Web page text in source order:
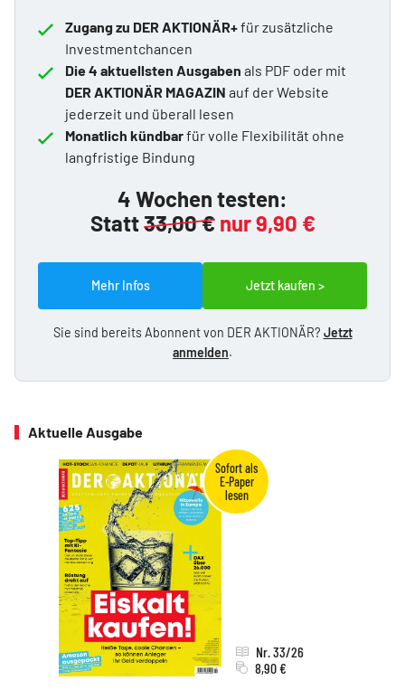
Zugang zu DER AKTIONÄR+für zusätzliche
Investmentchancen
Die 4 aktuellsten Ausgaben als PDF oder mit
DER AKTIONÄR MAGAZIN auf der Website
jederzeit und überall lesen
Monatlich kündbarfür volle Flexibilität ohne
langfristige Bindung
4 Wochen testen:
Statt33,00 € nur 9,90 €
Mehr Infos Jetzt kaufen >
Sie sind bereits Abonnent von DER AKTIONÄR? Jetzt
anmelden.
Aktuelle Ausgabe
Nr. 33/26
8,90 €